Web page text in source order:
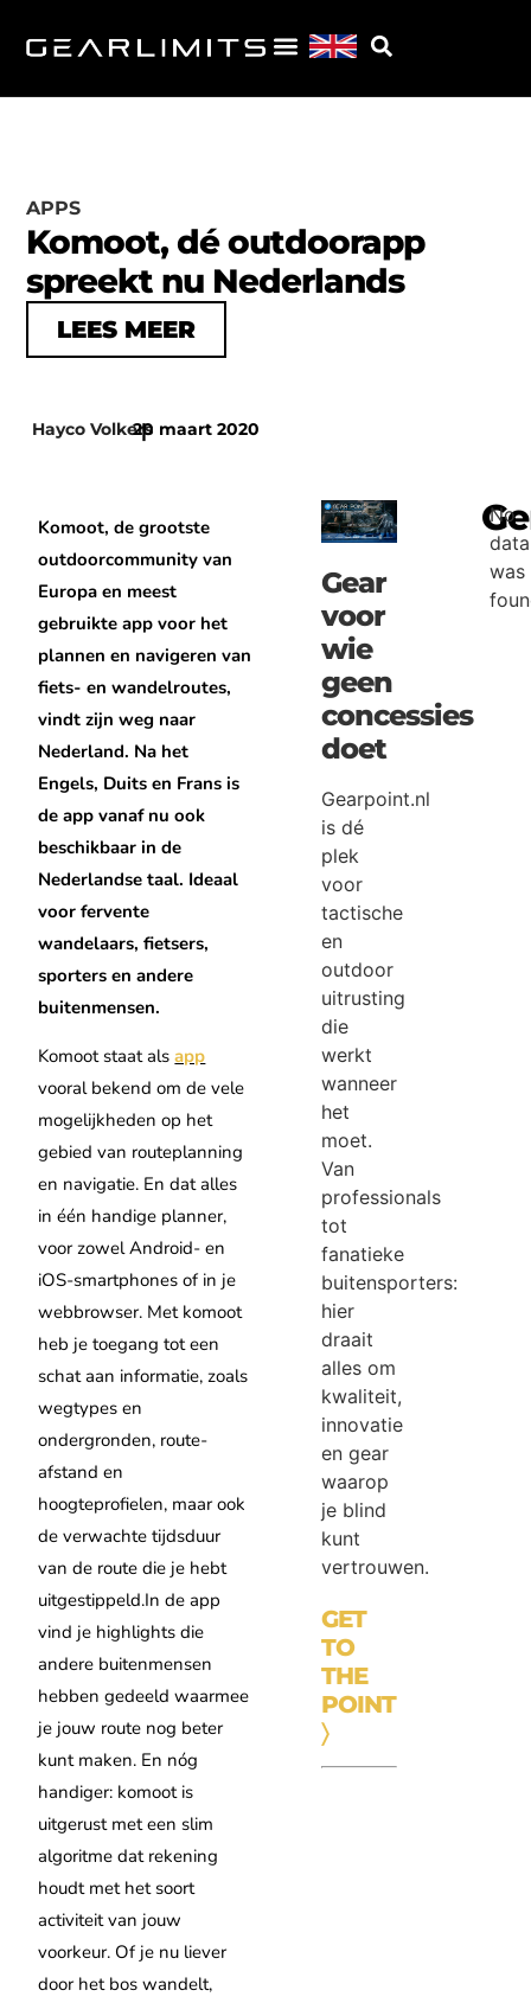
APPS
Komoot, dé outdoorapp
spreekt nu Nederlands
LEES MEER
Hayco Volkers
|
20 maart 2020
Komoot, de grootste
outdoorcommunity van
Europa en meest
gebruikte app voor het
plannen en navigeren van
fiets- en wandelroutes,
vindt zijn weg naar
Nederland. Na het
Engels, Duits en Frans is
de app vanaf nu ook
beschikbaar in de
Nederlandse taal. Ideaal
voor fervente
wandelaars, fietsers,
sporters en andere
buitenmensen.
Komoot staat alsapp
vooral bekend om de vele
mogelijkheden op het
gebied van routeplanning
en navigatie. En dat alles
in één handige planner,
voor zowel Android- en
iOS-smartphones of in je
webbrowser. Met komoot
heb je toegang tot een
schat aan informatie, zoals
wegtypes en
ondergronden, route-
afstand en
hoogteprofielen, maar ook
de verwachte tijdsduur
van de route die je hebt
uitgestippeld.In de app
vind je highlights die
andere buitenmensen
hebben gedeeld waarmee
je jouw route nog beter
kunt maken. En nóg
handiger: komoot is
uitgerust met een slim
algoritme dat rekening
houdt met het soort
activiteit van jouw
voorkeur. Of je nu liever
door het bos wandelt,
Gear
voor
wie
geen
concessies
doet
Gearpoint.nl
is dé
plek
voor
tactische
en
outdoor
uitrusting
die
werkt
wanneer
het
moet.
Van
professionals
tot
fanatieke
buitensporters:
hier
draait
alles om
kwaliteit,
innovatie
en gear
waarop
je blind
kunt
vertrouwen.
GET
TO
THE
POINT
〉
No
data
was